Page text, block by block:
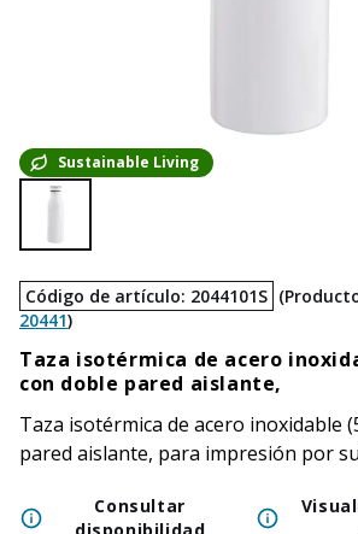
Sustainable Living
Código de artículo: 2044101S (
20441)
Taza isotérmica de acero
con doble pared aislante,
Taza isotérmica de acero inoxidable
pared aislante, para impresión por
Consultar